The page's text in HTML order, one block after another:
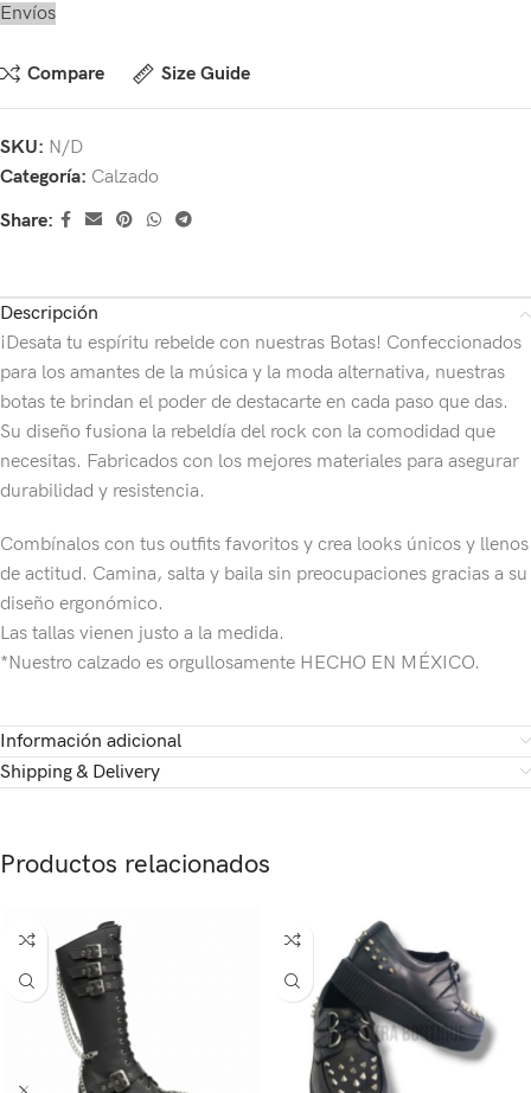
Envíos
Compare Size Guide
SKU: N/D
Categoría: Calzado
Share:
Descripción
¡Desata tu espíritu rebelde con nuestras Botas! Confeccionados
para los amantes de la música y la moda alternativa, nuestras
botas te brindan el poder de destacarte en cada paso que das.
Su diseño fusiona la rebeldía del rock con la comodidad que
necesitas. Fabricados con los mejores materiales para asegurar
durabilidad y resistencia.
Combínalos con tus outfits favoritos y crea looks únicos y llenos
de actitud. Camina, salta y baila sin preocupaciones gracias a su
diseño ergonómico.
Las tallas vienen justo a la medida.
*Nuestro calzado es orgullosamente HECHO EN MÉXICO.
Información adicional
Shipping & Delivery
Productos relacionados